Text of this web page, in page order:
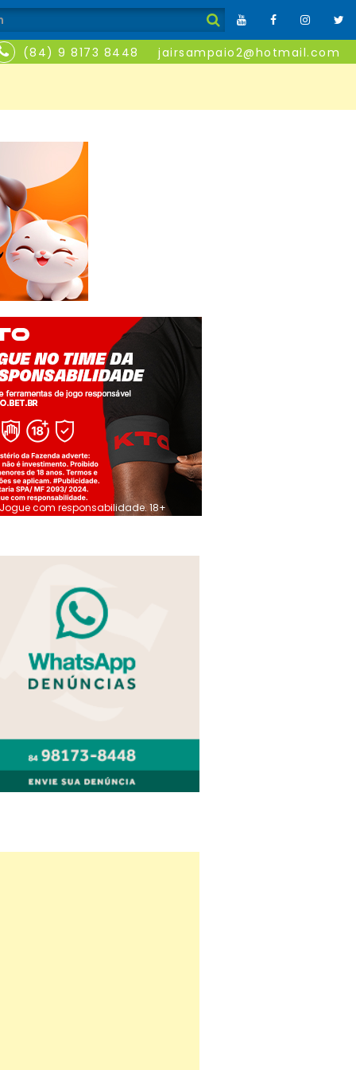
(84) 9 8173 8448 jairsampaio2@hotmail.com
Jogue com responsabilidade. 18+